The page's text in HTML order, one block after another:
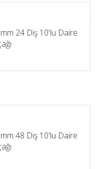
24 Diş 10'lu Daire
48 Diş 10'lu Daire